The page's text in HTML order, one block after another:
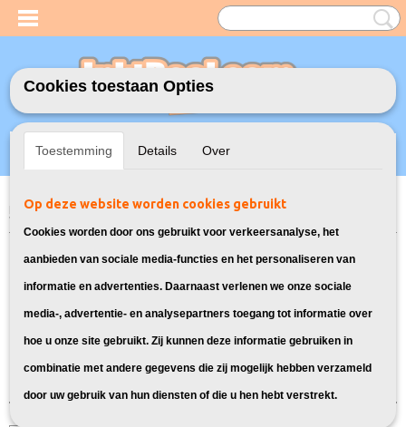
Inloggen Registreren
UW WINKELWAGEN
Home>Model Printer>364XL Inkt cartridges voor HP
voor HP Photosmart B109A
Deze cartridges zijn geschikt voor de
HP Photosmart B109A
Cookies toestaan Opties
Toestemming Details Over
Op deze website worden cookies gebruikt
Cookies worden door ons gebruikt voor verkeersanalyse, het
aanbieden van sociale media-functies en het personaliseren van
informatie en advertenties. Daarnaast verlenen we onze sociale
media-, advertentie- en analysepartners toegang tot informatie over
hoe u onze site gebruikt. Zij kunnen deze informatie gebruiken in
combinatie met andere gegevens die zij mogelijk hebben verzameld
door uw gebruik van hun diensten of die u hen hebt verstrekt.